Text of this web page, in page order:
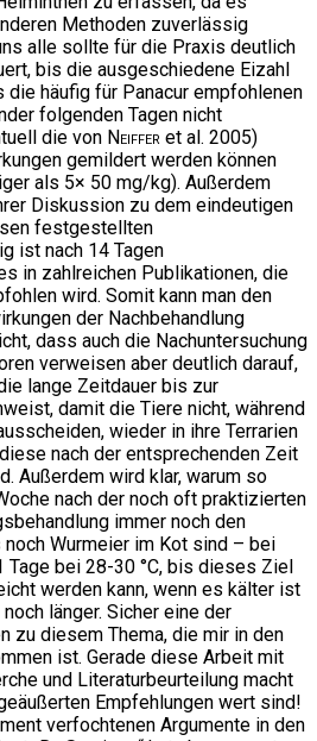
Methoden zuverlässig
alle sollte für die Praxis deutlich
bis die ausgeschiedene Eizahl
die häufig für Panacur empfohlenen
folgenden Tagen nicht
die von Neiffer et al. 2005)
gemildert werden können
als 5× 50 mg/kg). Außerdem
Diskussion zu dem eindeutigen
festgestellten
ist nach 14 Tagen
in zahlreichen Publikationen, die
wird. Somit kann man den
der Nachbehandlung
dass auch die Nachuntersuchung
verweisen aber deutlich darauf,
lange Zeitdauer bis zur
damit die Tiere nicht, während
wieder in ihre Terrarien
nach der entsprechenden Zeit
Außerdem wird klar, warum so
nach der noch oft praktizierten
immer noch den
Wurmeier im Kot sind – bei
Tage bei 28-30 °C, bis dieses Ziel
werden kann, wenn es kälter ist
länger. Sicher eine der
zu diesem Thema, die mir in den
ist. Gerade diese Arbeit mit
und Literaturbeurteilung macht
Empfehlungen wert sind!
verfochtenen Argumente in den